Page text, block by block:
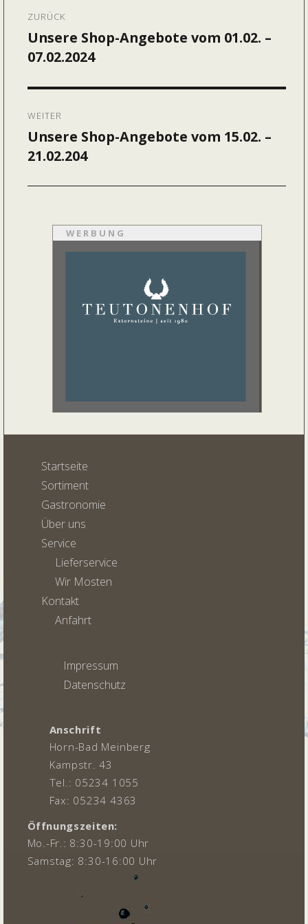
ZURÜCK
Vorheriger
Beitrag:
Unsere Shop-Angebote vom 01.02. –
07.02.2024
WEITER
Nächster
Beitrag:
Unsere Shop-Angebote vom 15.02. –
21.02.204
WERBUNG
Startseite
Sortiment
Gastronomie
Über uns
Service
Lieferservice
Wir Mosten
Kontakt
Anfahrt
Impressum
Datenschutz
Anschrift
Horn-Bad Meinberg
Kampstr. 43
Tel.: 05234 1055
Fax: 05234 4363
Öffnungszeiten:
Mo.-Fr.: 8:30-19:00 Uhr
Samstag: 8:30-16:00 Uhr